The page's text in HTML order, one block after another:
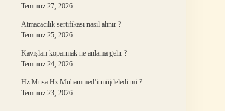
Temmuz 27, 2026
Atmacacılık sertifikası nasıl alınır ?
Temmuz 25, 2026
Kayışları koparmak ne anlama gelir ?
Temmuz 24, 2026
Hz Musa Hz Muhammed’i müjdeledi mi ?
Temmuz 23, 2026